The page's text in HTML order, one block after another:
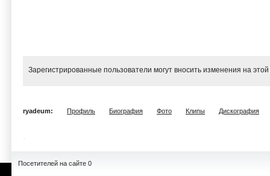
Зарегистрированные пользователи могут вносить изменения на
ryadeum: Профиль Биография Фото Клипы Дискография
Посетителей на сайте 0